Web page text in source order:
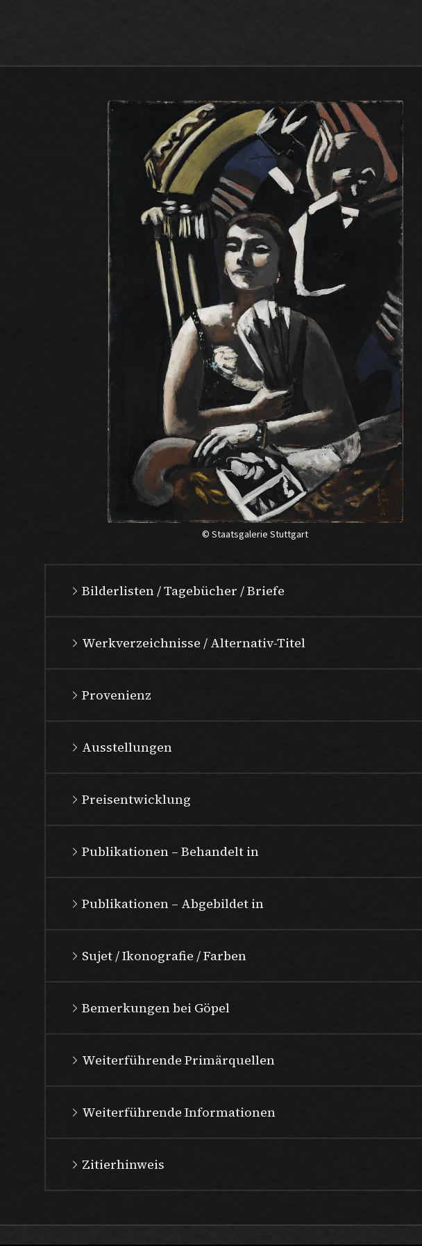
© Staatsgalerie Stuttgart
Bilderlisten / Tagebücher / Briefe
Werkverzeichnisse / Alternativ-Titel
Provenienz
Ausstellungen
Preisentwicklung
Publikationen – Behandelt in
Publikationen – Abgebildet in
Sujet / Ikonografie / Farben
Bemerkungen bei Göpel
Weiterführende Primärquellen
Weiterführende Informationen
Zitierhinweis